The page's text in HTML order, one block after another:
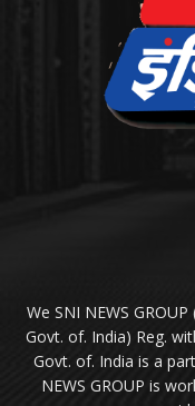
We SNI NEWS
Govt. of. India) Reg.
Govt. of. India is a
NEWS GROUP is